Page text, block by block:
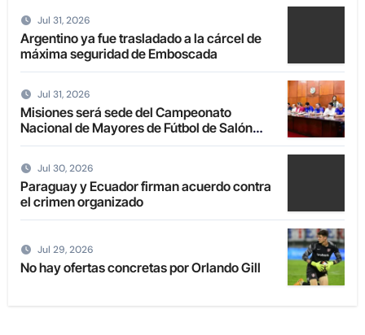
Jul 31, 2026
Argentino ya fue trasladado a la cárcel de
máxima seguridad de Emboscada
Jul 31, 2026
Misiones será sede del Campeonato
Nacional de Mayores de Fútbol de Salón
2027
Jul 30, 2026
Paraguay y Ecuador firman acuerdo contra
el crimen organizado
Jul 29, 2026
No hay ofertas concretas por Orlando Gill